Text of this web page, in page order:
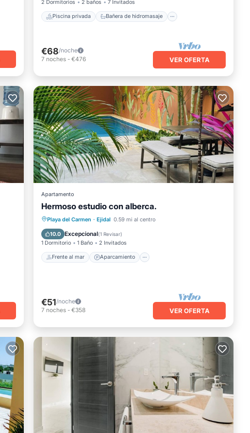
2 Dormitorios 2 baños 7 Invitados
Piscina privada Bañera de hidromasaje
€68/noche
7 noches - €476 VER OFERTA
Apartamento
Hermoso estudio con alberca.
Playa del Carmen · Ejidal 0.59 mi al centro
10.0 Excepcional(1 Revisar)
1 Dormitorio 1 Baño 2 Invitados
Frente al mar Aparcamiento
Frente al mar Aparcamiento
Vista al mar
€51/noche
7 noches - €358 VER OFERTA